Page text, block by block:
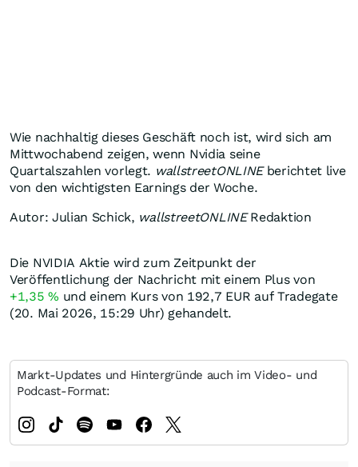
Wie nachhaltig dieses Geschäft noch ist, wird sich am
Mittwochabend zeigen, wenn Nvidia seine
Quartalszahlen vorlegt. wallstreetONLINEberichtet live
von den wichtigsten Earnings der Woche.
Autor: Julian Schick, wallstreetONLINERedaktion
Die NVIDIA Aktie wird zum Zeitpunkt der
Veröffentlichung der Nachricht mit einem Plus von
+1,35% und einem Kurs von 192,7 EUR auf Tradegate
(20. Mai 2026, 15:29 Uhr) gehandelt.
Markt-Updates und Hintergründe auch im Video- und
Podcast-Format: